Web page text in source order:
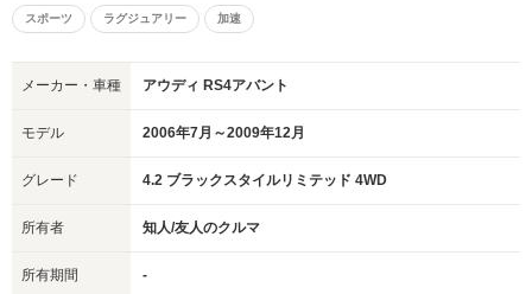
スポーツ ラグジュアリー 加速
メーカー・車種 アウディ RS4アバント
モデル 2006年7月～2009年12月
グレード 4.2 ブラックスタイルリミテッド 4WD
所有者 知人/友人のクルマ
所有期間 -